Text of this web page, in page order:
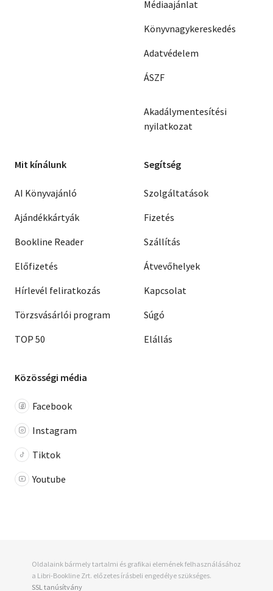
Médiaajánlat
Könyvnagykereskedés
Adatvédelem
ÁSZF
Akadálymentesítési
nyilatkozat
Mit kínálunk
AI Könyvajánló
Ajándékkártyák
Bookline Reader
Előfizetés
Hírlevél feliratkozás
Törzsvásárlói program
TOP 50
Segítség
Szolgáltatások
Fizetés
Szállítás
Átvevőhelyek
Kapcsolat
Súgó
Elállás
Közösségi média
Facebook
Instagram
Tiktok
Youtube
Oldalaink bármely tartalmi és grafikai elemének felhasználásához
a Libri-Bookline Zrt. előzetes írásbeli engedélye szükséges.
SSL tanúsítvány